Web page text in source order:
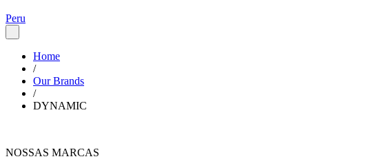
Peru
Home
/
Our Brands
/
DYNAMIC
NOSSAS MARCAS